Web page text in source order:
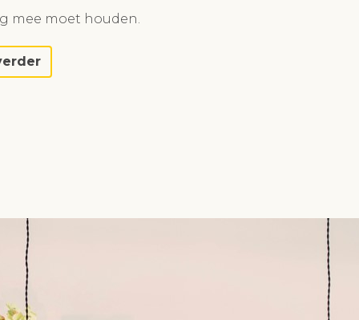
mee moet houden.